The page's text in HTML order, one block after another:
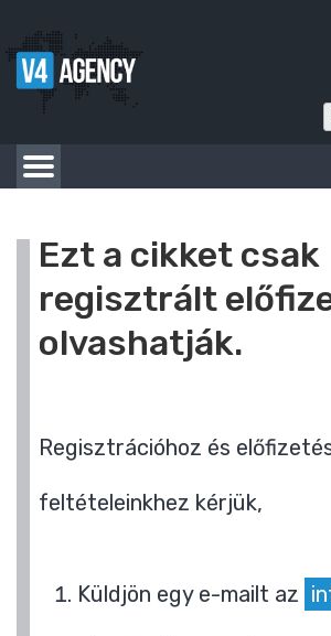
Ezt a cikket csak
regisztrált
olvashatják.
Regisztrációhoz és
feltételeinkhez kérjük,
Küldjön egy e-mailt az